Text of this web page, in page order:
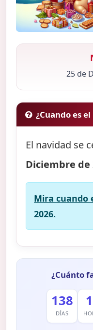
25 de
¿Cuando es
El navidad se
Diciembre de
Mira cuando
2026.
¿Cuánto
138
DÍAS